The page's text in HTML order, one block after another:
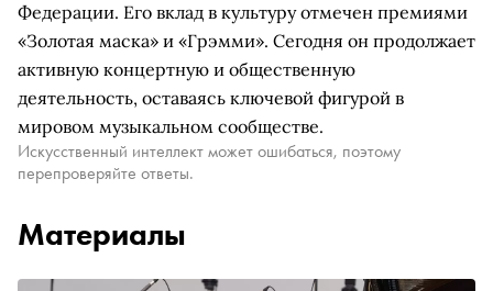
Федерации. Его вклад в культуру отмечен премиями
«Золотая маска» и «Грэмми». Сегодня он продолжает
активную концертную и общественную
деятельность, оставаясь ключевой фигурой в
мировом музыкальном сообществе.
Искусственный интеллект может ошибаться, поэтому
перепроверяйте ответы.
Материалы